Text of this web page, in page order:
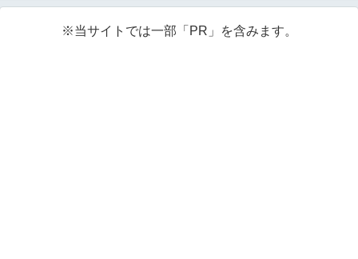
※当サイトでは一部「PR」を含みます。